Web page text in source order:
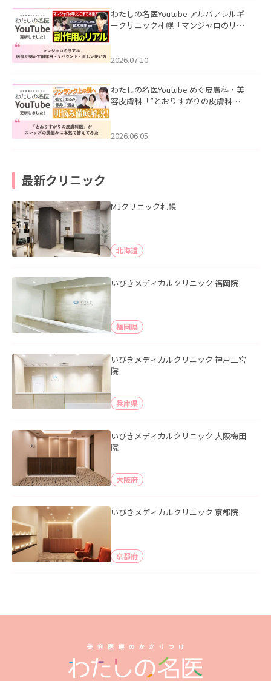
わたしの名医Youtube アルバアレルギ
ークリニック札幌「マンジャロのリア
た。
2026.07.10
わたしの名医Youtube めぐ皮膚科・美
容皮膚科「”とおりすがりの皮膚科
2026.06.05
最新クリニック
MJクリニック札幌
北海道
いびきメディカルクリニック 福岡院
福岡県
いびきメディカルクリニック 神戸三宮
院
兵庫県
いびきメディカルクリニック 大阪梅田
院
大阪府
いびきメディカルクリニック 京都院
京都府